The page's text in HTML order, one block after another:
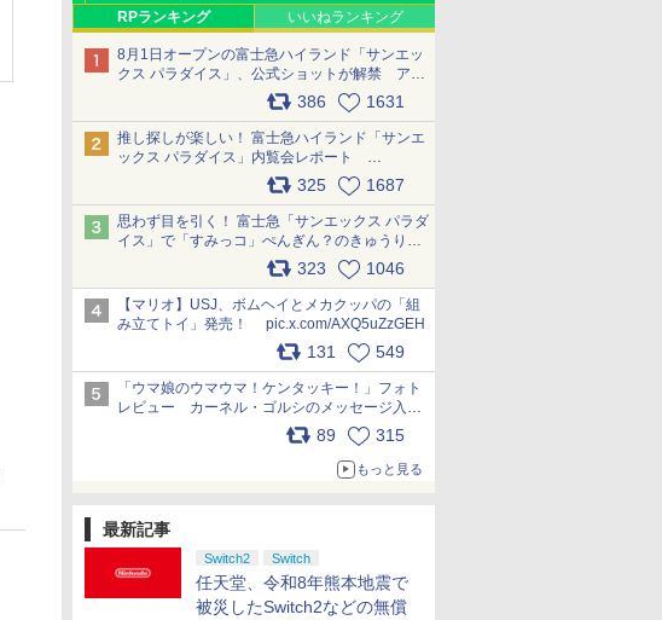
RPランキング いいねランキング
8月1日オープンの富士急ハイランド「サンエッ
クス パラダイス」、公式ショットが解禁 アト
ラクション、メニュー、グッズ写真を一覧で紹
介 pic.x.com/bDYkq8oRFu
386 1631
推し探しが楽しい！ 富士急ハイランド「サンエ
ックス パラダイス」内覧会レポート
325 1687
思わず目を引く！ 富士急「サンエックス パラダ
イス」で「すみっコ」ぺんぎん？のきゅうりド
ッグを食べてみた イラストそのままのメニュ
ー化に挑戦。これが意外にもおいしい
pic.x.com/Kgl04hZaeg
323 1046
【マリオ】USJ、ボムヘイとメカクッパの「組
み立てトイ」発売！ pic.x.com/AXQ5uZzGEH
131 549
「ウマ娘のウマウマ！ケンタッキー！」フォト
レビュー カーネル・ゴルシのメッセージ入り
パッケージや描き下ろしトレカなどが登場
89 315
もっと見る
最新記事
Switch2 Switch
任天堂、令和8年熊本地震で
被災したSwitch2などの無償